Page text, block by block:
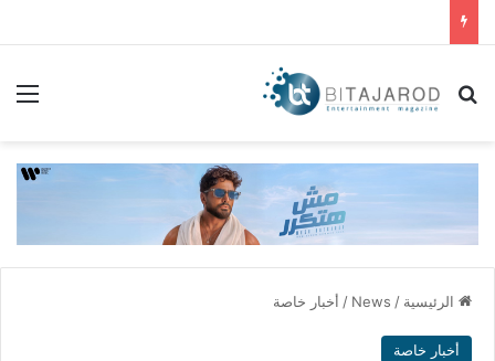
بحث عن
الرئيسية /
News
/ أخبار خاصة
أخبار خاصة